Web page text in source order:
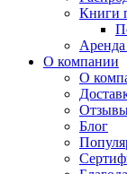
Книги
О компании
О
Блог